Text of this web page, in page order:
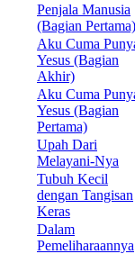
Penjala Manusia
(Bagian Pertama)
Aku Cuma
Yesus (Bagian
Akhir)
Aku Cuma
Yesus (Bagian
Pertama)
Upah Dari
Melayani-Nya
Tubuh Kecil
dengan Tangisan
Keras
Dalam
Pemeliharaannya